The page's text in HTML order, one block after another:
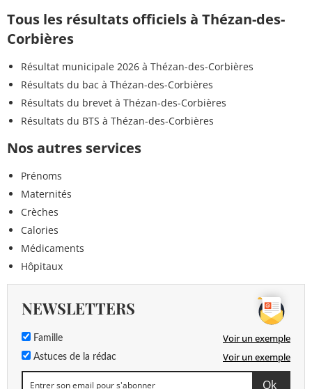
Tous les résultats officiels à Thézan-des-
Corbières
Résultat municipale 2026 à Thézan-des-Corbières
Résultats du bac à Thézan-des-Corbières
Résultats du brevet à Thézan-des-Corbières
Résultats du BTS à Thézan-des-Corbières
Nos autres services
Prénoms
Maternités
Crèches
Calories
Médicaments
Hôpitaux
NEWSLETTERS
Famille Voir un exemple
Astuces de la rédac Voir un exemple